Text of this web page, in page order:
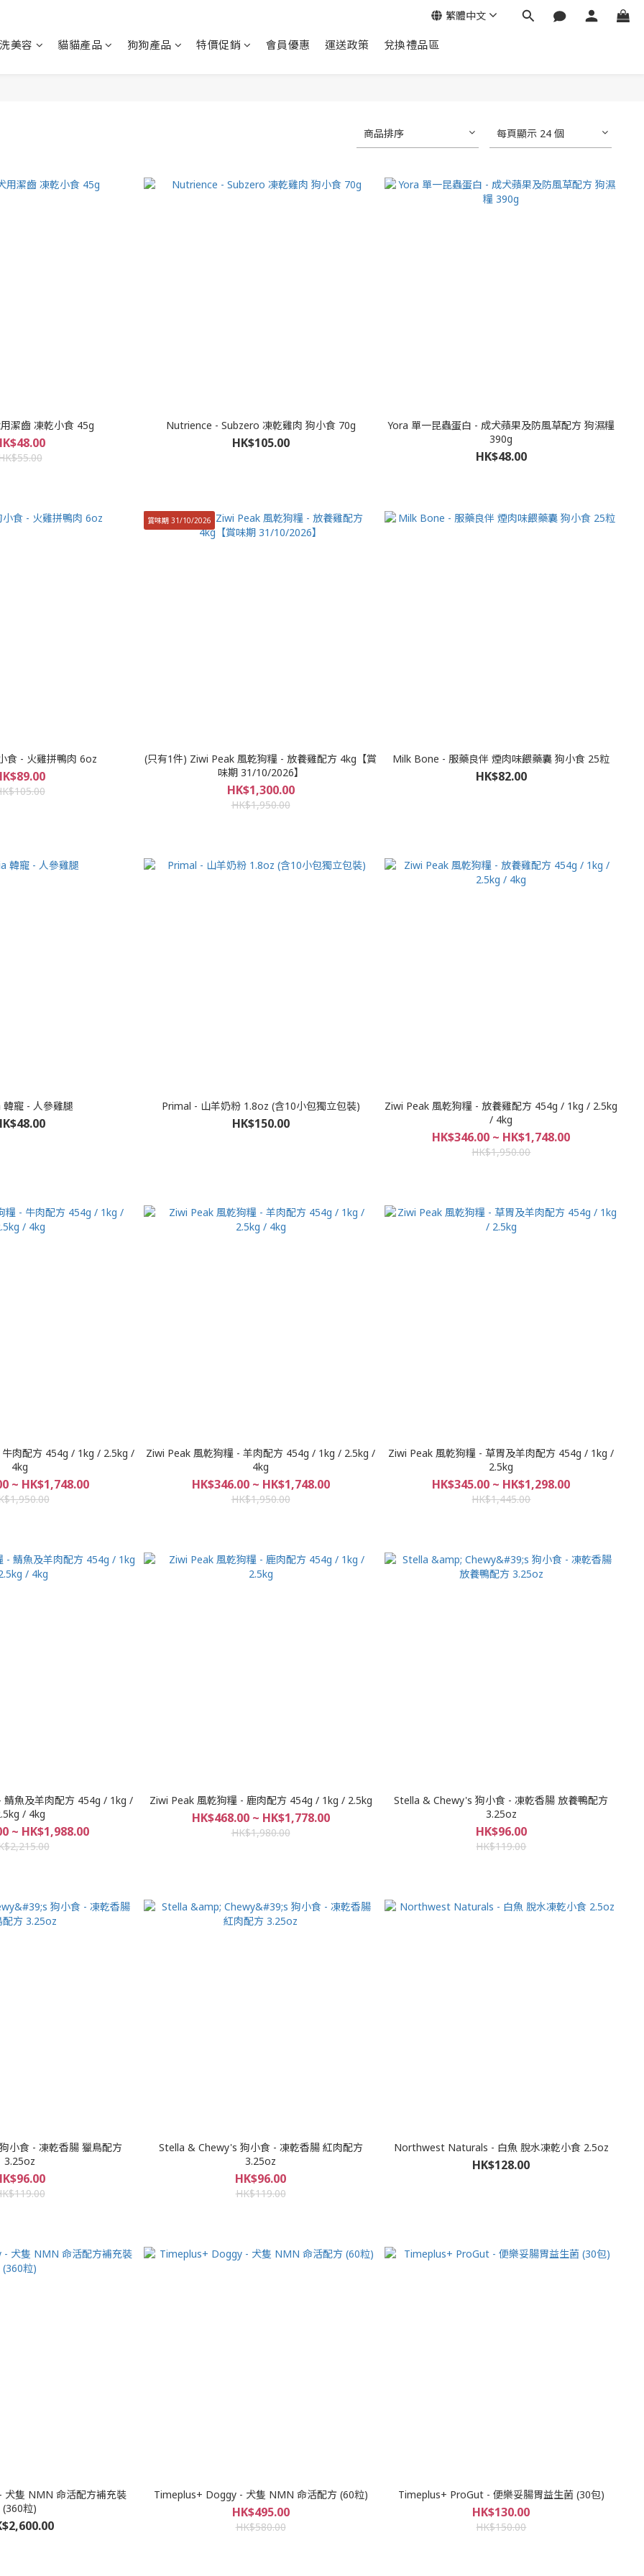
美容 貓貓產品 狗狗產品 特價促銷 會員優惠 運送政策 兌換禮品區
繁體中文
商品排序 每頁顯示 24 個
潔齒 凍乾小食 45g Nutrience - Subzero 凍乾雞肉 狗小食 70g
HK$105.00
Yora 單一昆蟲蛋白 - 成犬蘋果及防風草配方 狗濕糧
390g
HK$48.00
食 - 火雞拼鴨肉 6oz
賞味期 31/10/2026
(只有1件) Ziwi Peak 風乾狗糧 - 放養雞配方 4kg【賞
味期 31/10/2026】
HK$1,300.00
HK$1,950.00
Milk Bone - 服藥良伴 煙肉味餵藥囊 狗小食 25粒
HK$82.00
寵 - 人參雞腿 Primal - 山羊奶粉 1.8oz (含10小包獨立包裝)
HK$150.00
Ziwi Peak 風乾狗糧 - 放養雞配方 454g / 1kg / 2.5kg
/ 4kg
HK$346.00 ~ HK$1,748.00
HK$1,950.00
肉配方 454g / 1kg / 2.5kg /
4kg
~ HK$1,748.00
Ziwi Peak 風乾狗糧 - 羊肉配方 454g / 1kg / 2.5kg /
4kg
HK$346.00 ~ HK$1,748.00
HK$1,950.00
Ziwi Peak 風乾狗糧 - 草胃及羊肉配方 454g / 1kg /
2.5kg
HK$345.00 ~ HK$1,298.00
HK$1,445.00
鯖魚及羊肉配方 454g / 1kg /
/ 4kg
~ HK$1,988.00
Ziwi Peak 風乾狗糧 - 鹿肉配方 454g / 1kg / 2.5kg
HK$468.00 ~ HK$1,778.00
HK$1,980.00
Stella & Chewy's 狗小食 - 凍乾香腸 放養鴨配方
3.25oz
HK$96.00
HK$119.00
小食 - 凍乾香腸 獵鳥配方
3.25oz
Stella & Chewy's 狗小食 - 凍乾香腸 紅肉配方
3.25oz
HK$96.00
HK$119.00
Northwest Naturals - 白魚 脫水凍乾小食 2.5oz
HK$128.00
隻 NMN 命活配方補充裝
(360粒)
Timeplus+ Doggy - 犬隻 NMN 命活配方 (60粒)
HK$495.00
HK$580.00
Timeplus+ ProGut - 便樂妥腸胃益生菌 (30包)
HK$130.00
HK$150.00